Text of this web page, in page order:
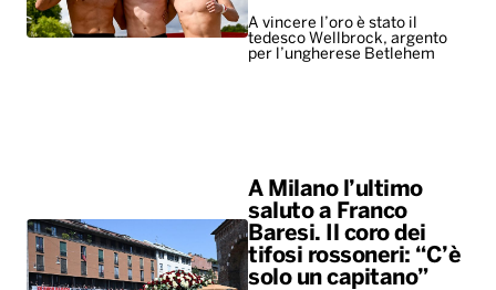
A vincere l’oro è stato il
tedesco Wellbrock, argento
per l’ungherese Betlehem
A Milano l’ultimo
saluto a Franco
Baresi. Il coro dei
tifosi rossoneri: “C’è
solo un capitano”